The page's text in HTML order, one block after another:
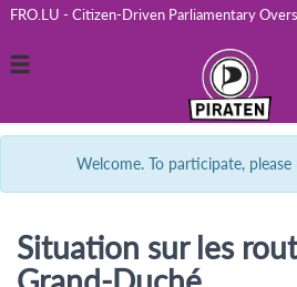
FRO.LU - Citizen-Driven Parliamentary
Toggle
Welcome. To participate, please
Situation sur les